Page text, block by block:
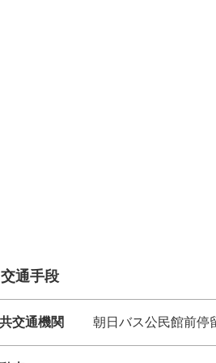
交通手段
交通機関 朝日バス公民館前停